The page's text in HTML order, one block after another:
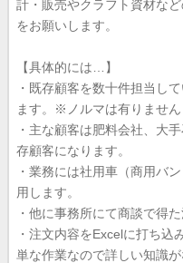
計・販売やクラフト資材な
をお願いします。
【具体的には…】
・既存顧客を数十件担当し
ます。※ノルマは有りません
・主な顧客は肥料会社、大
存顧客になります。
・業務には社用車（商用バ
用します。
・他に事務所にて商談で得
・注文内容をExcelに打ち
単な作業なので詳しい知識